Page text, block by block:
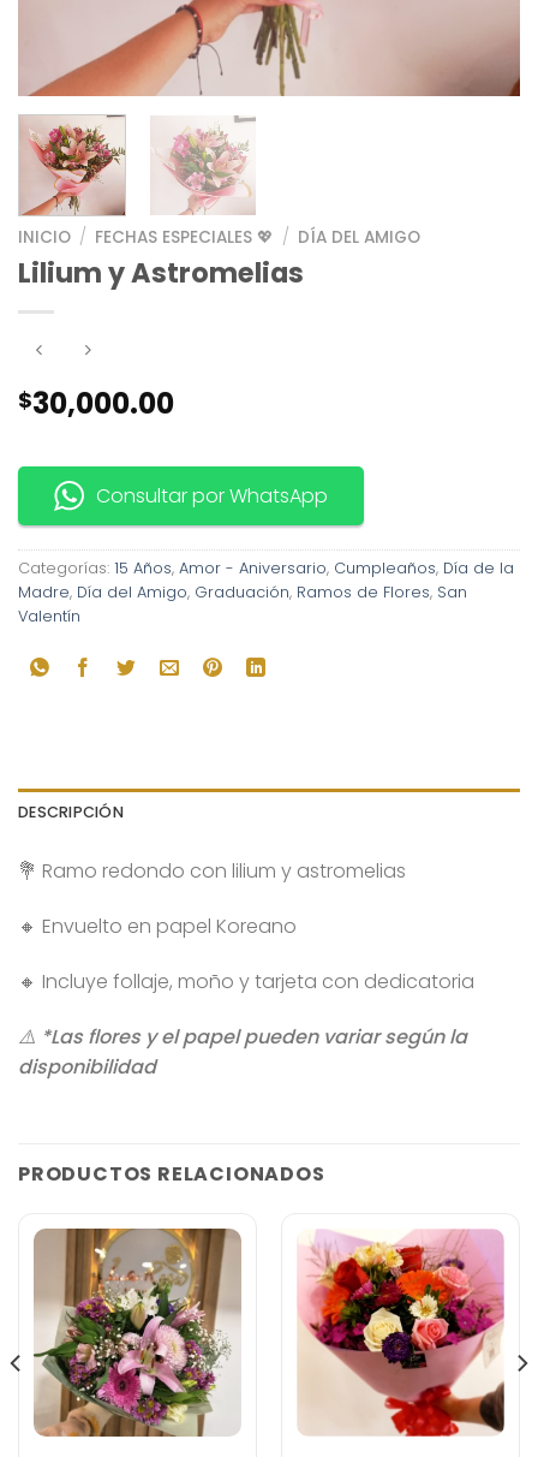
INICIO / FECHAS ESPECIALES 💖 / DÍA DEL AMIGO
Lilium y Astromelias
$30,000.00
Consultar por WhatsApp
Categorías: 15 Años, Amor - Aniversario, Cumpleaños, Día de la
Madre, Día del Amigo, Graduación, Ramos de Flores, San
Valentín
DESCRIPCIÓN
💐 Ramo redondo con lilium y astromelias
🔸 Envuelto en papel Koreano
🔸 Incluye follaje, moño y tarjeta con dedicatoria
⚠️ *Las flores y el papel pueden variar según la
disponibilidad
PRODUCTOS RELACIONADOS